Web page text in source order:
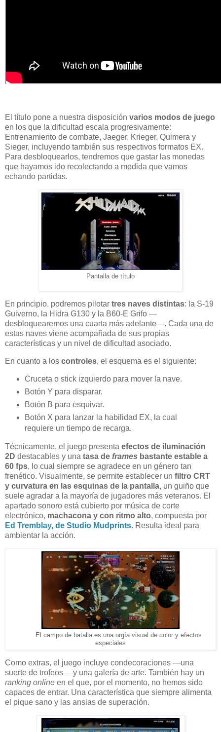
El título pone a nuestra disposición varios modos de juego
en los que la dificultad escala progresivamente:
Entrenamiento de combate, Jaeger, Krieger, Quimera y
Sieger, incluyendo también sus respectivos formatos EX.
Para desbloquearlos, tendremos que gastar las monedas
que hayamos ido recolectando a medida que vamos
echando partidas.
Pantalla de título
En principio, podremos pilotar tres naves distintas: la S-19
Guiverno, la Hidra G130 y la B60-E Grifo —
desbloquearemos una cuarta más adelante—. Cada una de
estas naves viene acompañada de sus propias
características y un nivel de dificultad asociado.
En cuanto a los controles, el esquema es el siguiente:
Cruceta o stick izquierdo para mover la nave.
Botón Y para disparar.
Botón B para esquivar.
Botón X para lanzar la habilidad EX, la cual
requiere un tiempo de recarga.
Técnicamente, el juego presenta efectos de iluminación
2D destacables y una tasa de frames bastante estable a
60 fps, lo cual siempre se agradece en un género tan
frenético. Visualmente, se permite establecer un filtro CRT
y curvatura en las esquinas de la pantalla, un guiño que
suele agradar a la mayoría de jugadores más veteranos. El
apartado sonoro está cubierto por música de corte
electrónico, machacona y con ritmo alto, compuesta por
Ed Tremblay, de Studio Mudprints. Resulta ideal para
ambientar la acción.
El campo de batalla es una orgía visual de color y efectos
especiales
Como extras, el juego incluye condecoraciones —una
suerte de trofeos— y una galería de arte. También hay un
ranking online en el que, por el momento, no hemos sido
capaces de entrar. Una característica que siempre alimenta
el pique sano y las ansias de superación.